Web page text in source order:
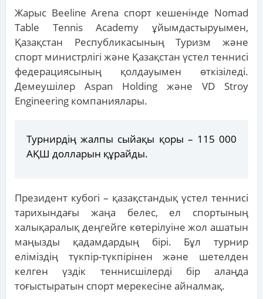
Жарыс Beeline Arena спорт кешенінде Nomad
Table Tennis Academy ұйымдастыруымен,
Қазақстан Республикасының Туризм және
спорт министрлігі және Қазақстан үстел теннисі
федерациясының қолдауымен өткізіледі.
Демеушілер Aspan Holding және VD Stroy
Engineering компаниялары.
Турнирдің жалпы сыйақы қоры – 115 000
АҚШ долларын құрайды.
Президент кубогі – қазақстандық үстел теннисі
тарихындағы жаңа белес, ел спортының
халықаралық деңгейге көтерілуіне жол ашатын
маңызды қадамдардың бірі. Бұл турнир
еліміздің түкпір-түкпірінен және шетелден
келген үздік теннисшілерді бір алаңда
тоғыстыратын спорт мерекесіне айналмақ.